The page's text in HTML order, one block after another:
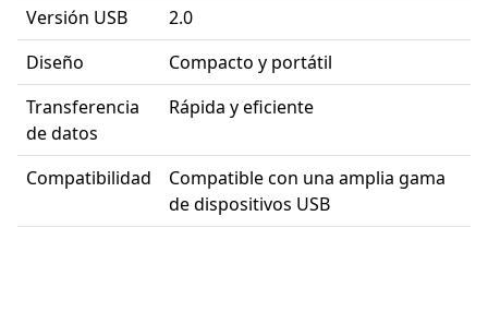
Versión USB
2.0
Diseño
Compacto y portátil
Transferencia
de datos
Rápida y eficiente
Compatibilidad
Compatible con una amplia gama
de dispositivos USB